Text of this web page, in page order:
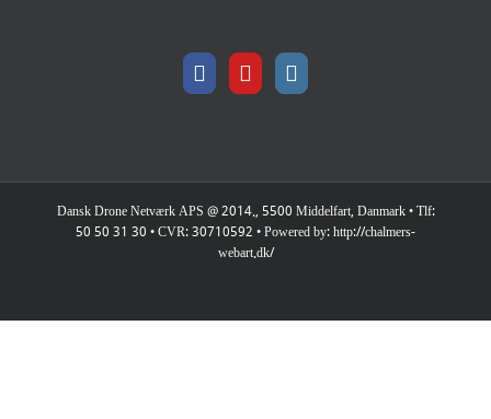
Dansk Drone Netværk APS @ 2014., 5500 Middelfart, Danmark • Tlf:
50 50 31 30 • CVR: 30710592 • Powered by: http://chalmers-
webart.dk/